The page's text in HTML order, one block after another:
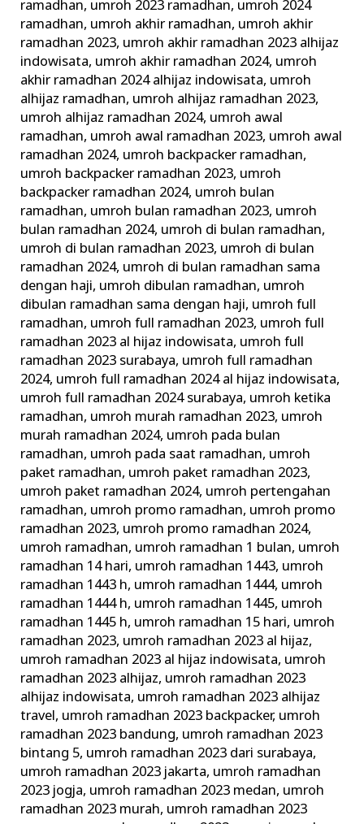
ramadhan, umroh 2023 ramadhan, umroh 2024
ramadhan, umroh akhir ramadhan, umroh akhir
ramadhan 2023, umroh akhir ramadhan 2023 alhijaz
indowisata, umroh akhir ramadhan 2024, umroh
akhir ramadhan 2024 alhijaz indowisata, umroh
alhijaz ramadhan, umroh alhijaz ramadhan 2023,
umroh alhijaz ramadhan 2024, umroh awal
ramadhan, umroh awal ramadhan 2023, umroh awal
ramadhan 2024, umroh backpacker ramadhan,
umroh backpacker ramadhan 2023, umroh
backpacker ramadhan 2024, umroh bulan
ramadhan, umroh bulan ramadhan 2023, umroh
bulan ramadhan 2024, umroh di bulan ramadhan,
umroh di bulan ramadhan 2023, umroh di bulan
ramadhan 2024, umroh di bulan ramadhan sama
dengan haji, umroh dibulan ramadhan, umroh
dibulan ramadhan sama dengan haji, umroh full
ramadhan, umroh full ramadhan 2023, umroh full
ramadhan 2023 al hijaz indowisata, umroh full
ramadhan 2023 surabaya, umroh full ramadhan
2024, umroh full ramadhan 2024 al hijaz indowisata,
umroh full ramadhan 2024 surabaya, umroh ketika
ramadhan, umroh murah ramadhan 2023, umroh
murah ramadhan 2024, umroh pada bulan
ramadhan, umroh pada saat ramadhan, umroh
paket ramadhan, umroh paket ramadhan 2023,
umroh paket ramadhan 2024, umroh pertengahan
ramadhan, umroh promo ramadhan, umroh promo
ramadhan 2023, umroh promo ramadhan 2024,
umroh ramadhan, umroh ramadhan 1 bulan, umroh
ramadhan 14 hari, umroh ramadhan 1443, umroh
ramadhan 1443 h, umroh ramadhan 1444, umroh
ramadhan 1444 h, umroh ramadhan 1445, umroh
ramadhan 1445 h, umroh ramadhan 15 hari, umroh
ramadhan 2023, umroh ramadhan 2023 al hijaz,
umroh ramadhan 2023 al hijaz indowisata, umroh
ramadhan 2023 alhijaz, umroh ramadhan 2023
alhijaz indowisata, umroh ramadhan 2023 alhijaz
travel, umroh ramadhan 2023 backpacker, umroh
ramadhan 2023 bandung, umroh ramadhan 2023
bintang 5, umroh ramadhan 2023 dari surabaya,
umroh ramadhan 2023 jakarta, umroh ramadhan
2023 jogja, umroh ramadhan 2023 medan, umroh
ramadhan 2023 murah, umroh ramadhan 2023